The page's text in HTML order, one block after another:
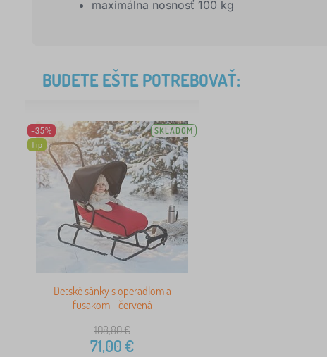
maximálna nosnosť 100 kg
BUDETE EŠTE POTREBOVAŤ:
-35%
Tip
SKLADOM
Detské sánky s operadlom a
fusakom - červená
108,80€
71,00€